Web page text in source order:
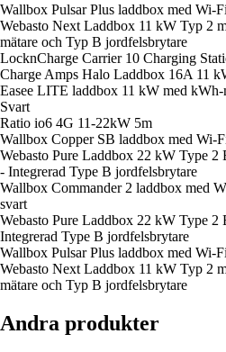
Wallbox Pulsar Plus laddbox med Wi-
Webasto Next Laddbox 11 kW Typ 2
mätare och Typ B jordfelsbrytare
LocknCharge Carrier 10 Charging
Charge Amps Halo Laddbox 16A 11
Easee LITE laddbox 11 kW med
Svart
Ratio io6 4G 11-22kW 5m
Wallbox Copper SB laddbox med Wi-
Webasto Pure Laddbox 22 kW Type
- Integrerad Type B jordfelsbrytare
Wallbox Commander 2 laddbox med
svart
Webasto Pure Laddbox 22 kW Type
Integrerad Type B jordfelsbrytare
Wallbox Pulsar Plus laddbox med Wi-
Webasto Next Laddbox 11 kW Typ 2
mätare och Typ B jordfelsbrytare
Andra produkter